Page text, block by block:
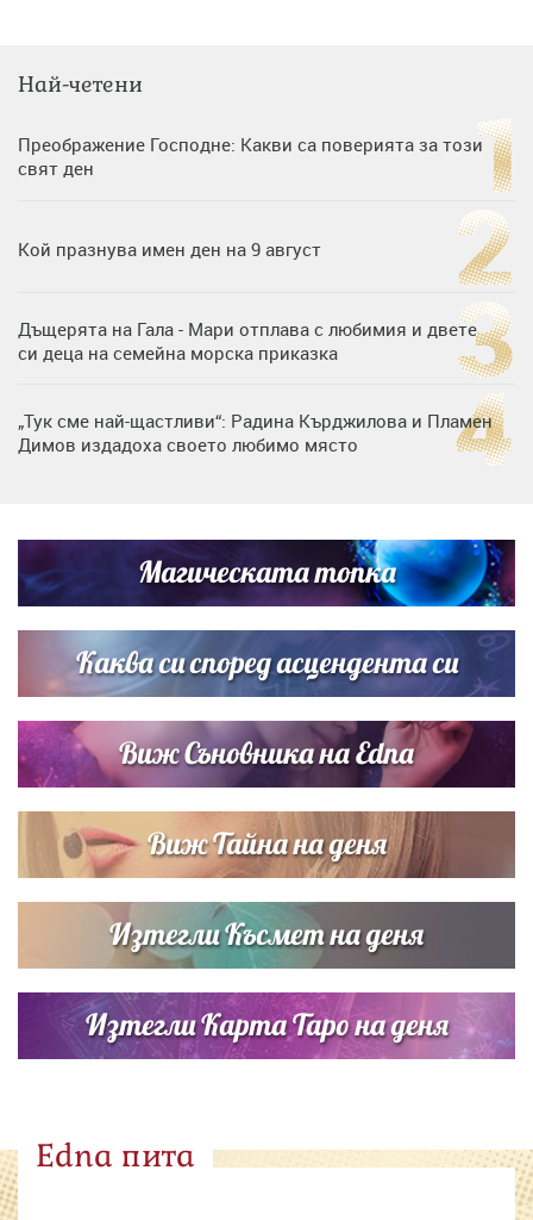
Най-четени
Преображение Господне: Какви са поверията за този
свят ден
Кой празнува имен ден на 9 август
Дъщерята на Гала - Мари отплава с любимия и двете
си деца на семейна морска приказка
„Тук сме най-щастливи“: Радина Кърджилова и Пламен
Димов издадоха своето любимо място
Братя Аргирови я изненадаха с песен
Любомира Башева разтопи мрежата с най-нежните
кадри с Башар Рахал и малкия им син
Магическата топка
Каква си според асцендента си
Виж Съновника на Edna
Виж Тайна на деня
Изтегли Късмет на деня
Изтегли Карта Таро на деня
Edna пита